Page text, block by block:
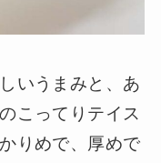
いうまみと、あ
こってりテイス
りめで、厚めで